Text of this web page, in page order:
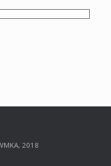
2018